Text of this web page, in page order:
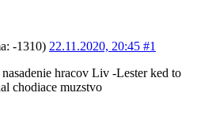
-1310) 22.11.2020, 20:45 #1
hracov Liv -Lester ked to
chodiace muzstvo